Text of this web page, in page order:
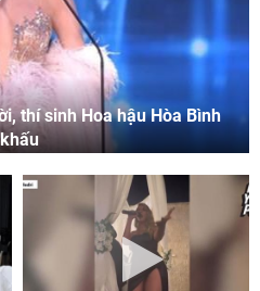
thí sinh Hoa hậu Hòa Bình